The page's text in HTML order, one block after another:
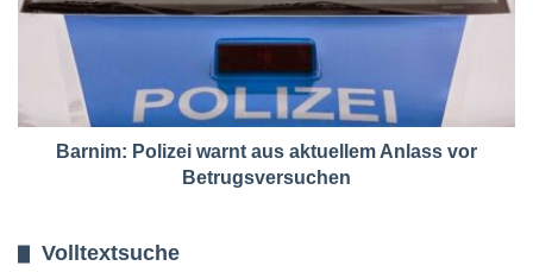
Barnim: Polizei warnt aus aktuellem Anlass vor
Betrugsversuchen
Volltextsuche